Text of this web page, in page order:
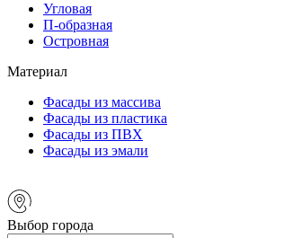
Угловая
П-образная
Островная
Материал
Фасады из массива
Фасады из пластика
Фасады из ПВХ
Фасады из эмали
Выбор города